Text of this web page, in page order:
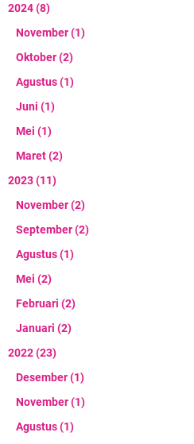
2024(8)
November(1)
Oktober(2)
Agustus(1)
Juni (1)
Mei (1)
Maret(2)
2023(11)
November(2)
September(2)
Agustus(1)
Mei (2)
Februari (2)
Januari (2)
2022(23)
Desember(1)
November(1)
Agustus(1)